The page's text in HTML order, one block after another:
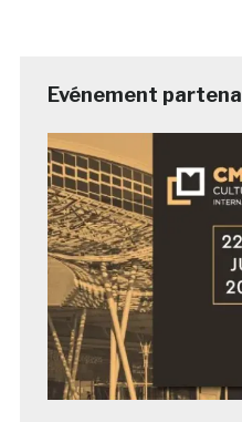
Evénement